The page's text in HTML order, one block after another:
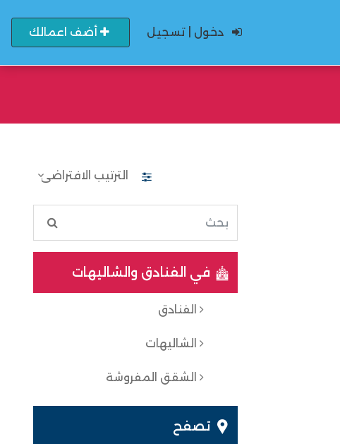
دخول | تسجيل أضف اعمالك
في الفنادق والشاليهات
الفنادق
الشاليهات
الشقق المفروشة
تصفح